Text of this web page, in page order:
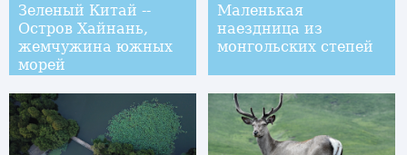
Зеленый Китай --
Остров Хайнань,
жемчужина южных
морей
Маленькая
наездница из
монгольских степей